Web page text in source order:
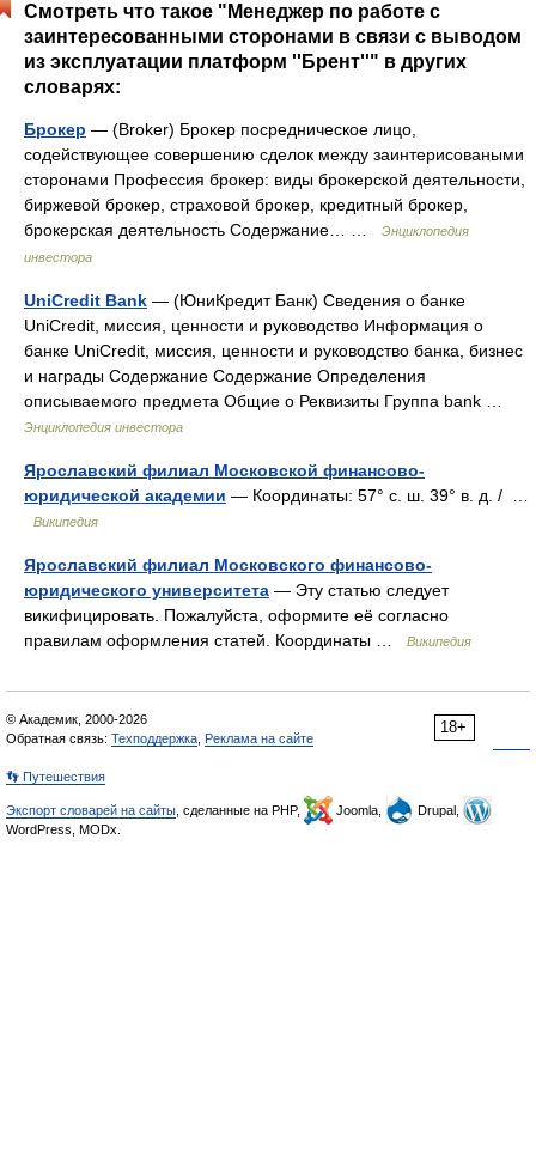
Смотреть что такое "Менеджер по работе с
заинтересованными сторонами в связи с выводом
из эксплуатации платформ ''Брент''" в других
словарях:
Брокер — (Broker) Брокер посредническое лицо,
содействующее совершению сделок между заинтерисоваными
сторонами Профессия брокер: виды брокерской деятельности,
биржевой брокер, страховой брокер, кредитный брокер,
брокерская деятельность Содержание… …
Энциклопедия
инвестора
UniCredit Bank — (ЮниКредит Банк) Сведения о банке
UniCredit, миссия, ценности и руководство Информация о
банке UniCredit, миссия, ценности и руководство банка, бизнес
и награды Содержание Содержание Определения
описываемого предмета Общие о Реквизиты Группа bank …
Энциклопедия инвестора
Ярославский филиал Московской финансово-
юридической академии — Координаты: 57° с. ш. 39° в. д. / …
Википедия
Ярославский филиал Московского финансово-
юридического университета — Эту статью следует
викифицировать. Пожалуйста, оформите её согласно
правилам оформления статей. Координаты …
Википедия
18+
© Академик, 2000-2026
Обратная связь: Техподдержка Реклама на сайте
👣 Путешествия
Экспорт словарей на сайты , сделанные на PHP, Joomla,
Drupal,
WordPress, MODx.